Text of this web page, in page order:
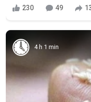
230 49
4 h 1 min